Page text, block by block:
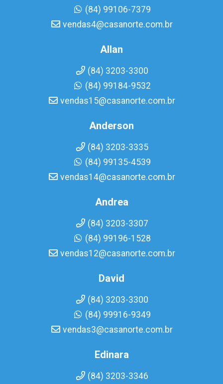
(84) 99106-7379
vendas4@casanorte.com.br
Allan
(84) 3203-3300
(84) 99184-9532
vendas15@casanorte.com.br
Anderson
(84) 3203-3335
(84) 99135-4539
vendas14@casanorte.com.br
Andrea
(84) 3203-3307
(84) 99196-1528
vendas12@casanorte.com.br
David
(84) 3203-3300
(84) 99916-9349
vendas3@casanorte.com.br
Edinara
(84) 3203-3346